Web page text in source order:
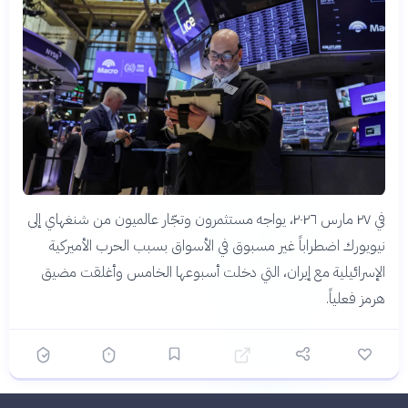
في ٢٧ مارس ٢٠٢٦، يواجه مستثمرون وتجّار عالميون من شنغهاي إلى
نيويورك اضطراباً غير مسبوق في الأسواق بسبب الحرب الأميركية
الإسرائيلية مع إيران، التي دخلت أسبوعها الخامس وأغلقت مضيق
هرمز فعلياً.